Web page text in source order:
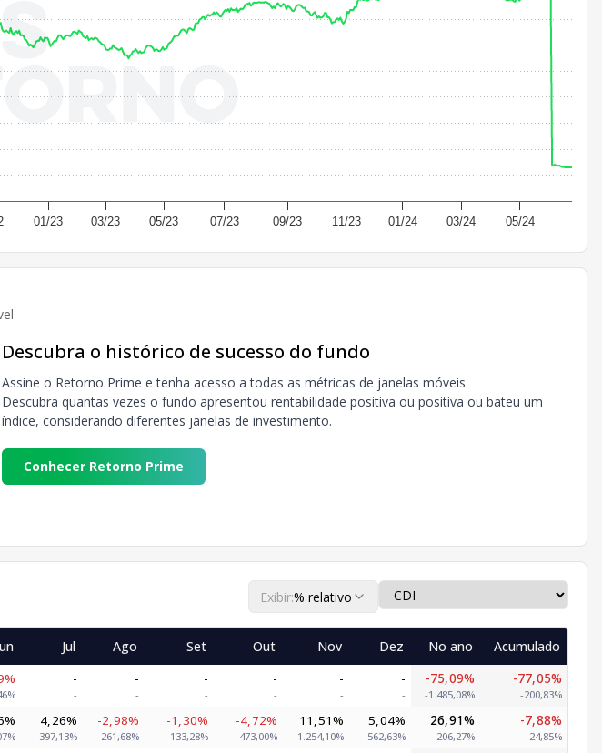
01/23 03/23 05/23 07/23 09/23 11/23 01/24 03/24 05/24
Descubra o histórico de sucesso do fundo
Assine o Retorno Prime e tenha acesso a todas as métricas de janelas móveis.
Descubra quantas vezes o fundo apresentou rentabilidade positiva ou positiva ou bateu um
índice, considerando diferentes janelas de investimento.
Conhecer Retorno Prime
Exibir:% relativo
Jul Ago Set Out Nov Dez No ano
Acumulado
-
-
-
-
-
-
-
-
-
-
-
-
-75,09%
-1.485,08%
-77,05%
-200,83%
4,26%
397,13%
-2,98%
-261,68%
-1,30%
-133,28%
-4,72%
-473,00%
11,51%
1.254,10%
5,04%
562,63%
26,91%
206,27%
-7,88%
-24,85%